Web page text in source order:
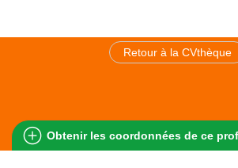
Retour à la CVthèque
Obtenir les coordonnées de ce